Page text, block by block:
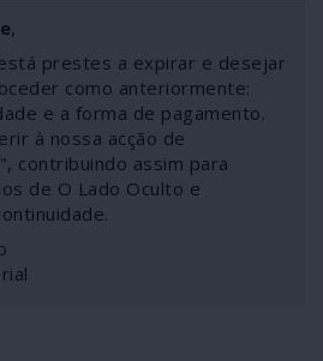
,
prestes a expirar e desejar
como anteriormente:
e a forma de pagamento.
à nossa acção de
contribuindo assim para
de O Lado Oculto e